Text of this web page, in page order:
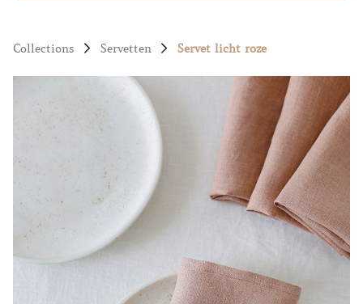
Collections Servetten Servet licht roze